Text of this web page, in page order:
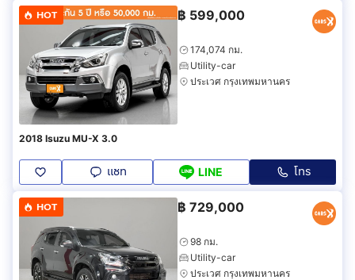
HOT ฿ 599,000
174,074 กม.
Utility-car
ประเวศ กรุงเทพมหานคร
2018 Isuzu MU-X 3.0
แชท LINE โทร
HOT ฿ 729,000
98 กม.
Utility-car
ประเวศ กรุงเทพมหานคร